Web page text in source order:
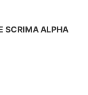
SCRIMA ALPHA